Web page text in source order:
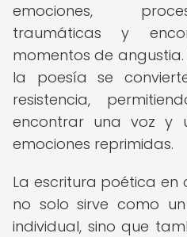
emociones,
traumáticas y
momentos de
la poesía se
resistencia,
encontrar una voz y
emociones reprimidas.
La escritura poética en
no solo sirve como
individual, sino que